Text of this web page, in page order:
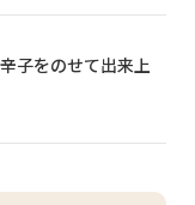
子をのせて出来上